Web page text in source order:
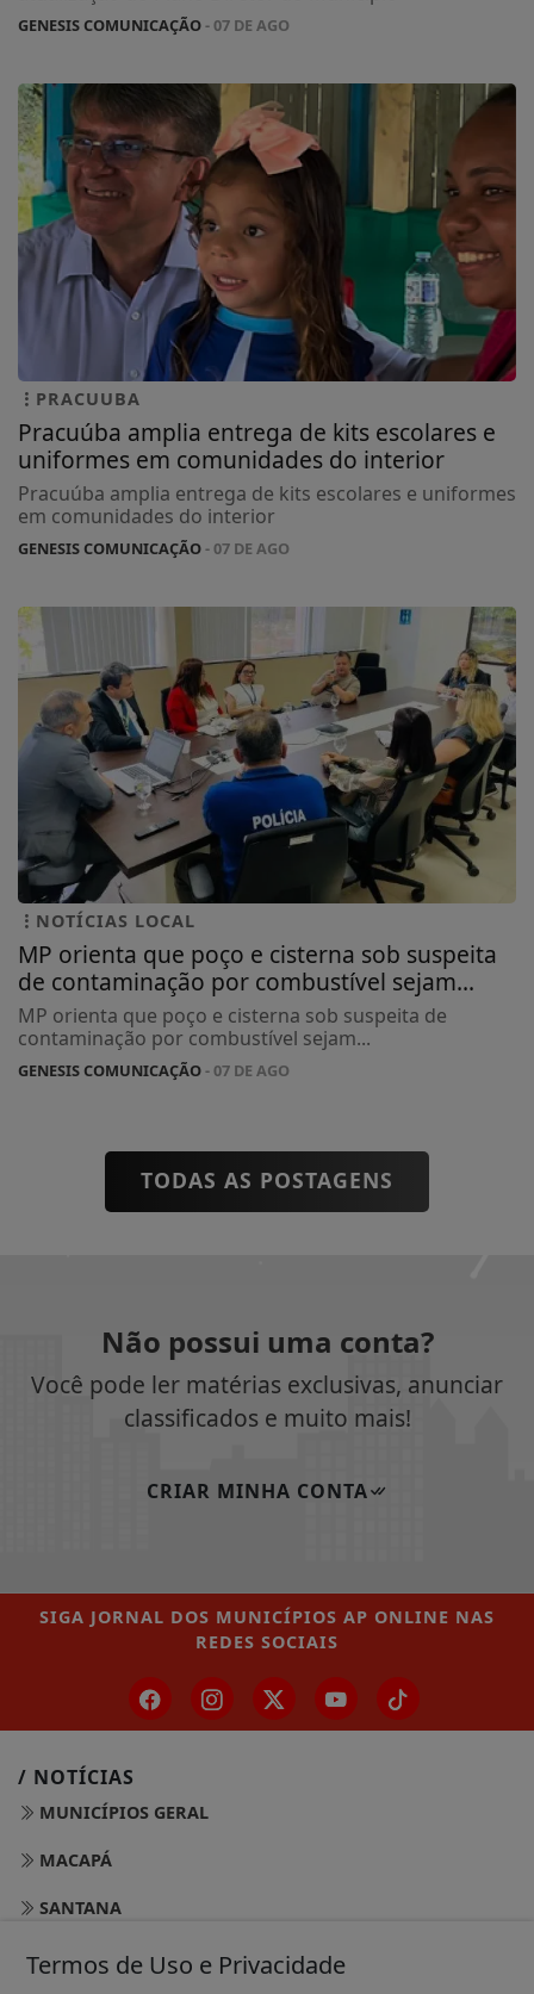
GENESIS COMUNICAÇÃO- 07 DE AGO
PRACUUBA
Pracuúba amplia entrega de kits escolares e
uniformes em comunidades do interior
Pracuúba amplia entrega de kits escolares e uniformes
em comunidades do interior
GENESIS COMUNICAÇÃO- 07 DE AGO
NOTÍCIAS LOCAL
MP orienta que poço e cisterna sob suspeita
de contaminação por combustível sejam...
MP orienta que poço e cisterna sob suspeita de
contaminação por combustível sejam...
GENESIS COMUNICAÇÃO- 07 DE AGO
TODAS AS POSTAGENS
Não possui uma conta?
Você pode ler matérias exclusivas, anunciar
classificados e muito mais!
CRIAR MINHA CONTA
SIGA JORNAL DOS MUNICÍPIOS AP ONLINE NAS
REDES SOCIAIS
/ NOTÍCIAS
MUNICÍPIOS GERAL
MACAPÁ
SANTANA
LARANJAL DO JARI
Termos de Uso e Privacidade